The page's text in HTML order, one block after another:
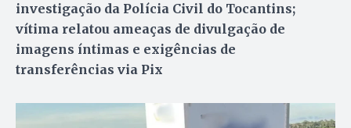
investigação da Polícia Civil do Tocantins;
vítima relatou ameaças de divulgação de
imagens íntimas e exigências de
transferências via Pix